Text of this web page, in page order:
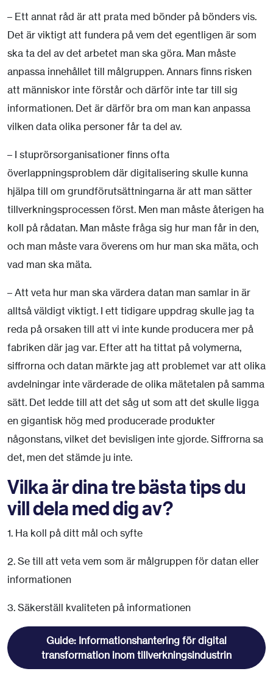
– Ett annat råd är att prata med bönder på bönders vis.
Det är viktigt att fundera på vem det egentligen är som
ska ta del av det arbetet man ska göra. Man måste
anpassa innehållet till målgruppen. Annars finns risken
att människor inte förstår och därför inte tar till sig
informationen. Det är därför bra om man kan anpassa
vilken data olika personer får ta del av.
– I stuprörsorganisationer finns ofta
överlappningsproblem där digitalisering skulle kunna
hjälpa till om grundförutsättningarna är att man sätter
tillverkningsprocessen först. Men man måste återigen ha
koll på rådatan. Man måste fråga sig hur man får in den,
och man måste vara överens om hur man ska mäta, och
vad man ska mäta.
– Att veta hur man ska värdera datan man samlar in är
alltså väldigt viktigt. I ett tidigare uppdrag skulle jag ta
reda på orsaken till att vi inte kunde producera mer på
fabriken där jag var. Efter att ha tittat på volymerna,
siffrorna och datan märkte jag att problemet var att olika
avdelningar inte värderade de olika mätetalen på samma
sätt. Det ledde till att det såg ut som att det skulle ligga
en gigantisk hög med producerade produkter
någonstans, vilket det bevisligen inte gjorde. Siffrorna sa
det, men det stämde ju inte.
Vilka är dina tre bästa tips du
vill dela med dig av?
1. Ha koll på ditt mål och syfte
2. Se till att veta vem som är målgruppen för datan eller
informationen
3. Säkerställ kvaliteten på informationen
Guide: Informationshantering för digital
transformation inom tillverkningsindustrin